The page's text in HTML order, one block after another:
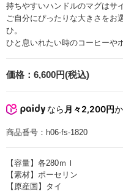
持ちやすいハンドルのマグはサ
ご自分にぴったりな大きさをお
ひ。
ひと息いれたい時のコーヒーや
価格： 6,600円(税込)
なら 月々2,200円
商品番号： h06-fs-1820
【容量】各280ｍｌ
【素材】ポーセリン
【原産国】タイ